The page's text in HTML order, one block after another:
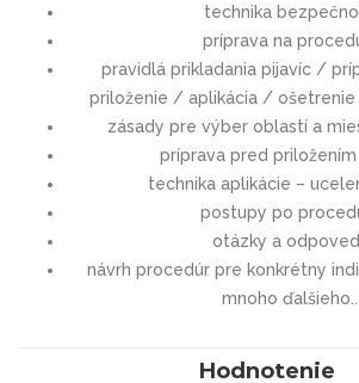
technika
príprava na
pravidlá prikladania pijavíc /
priloženie / aplikácia / ošetrenie
zásady pre výber oblastí a
príprava pred
technika aplikácie –
postupy po
otázky a
návrh procedúr pre konkrétny
mnoho ďalšieho...
Hodnotenie